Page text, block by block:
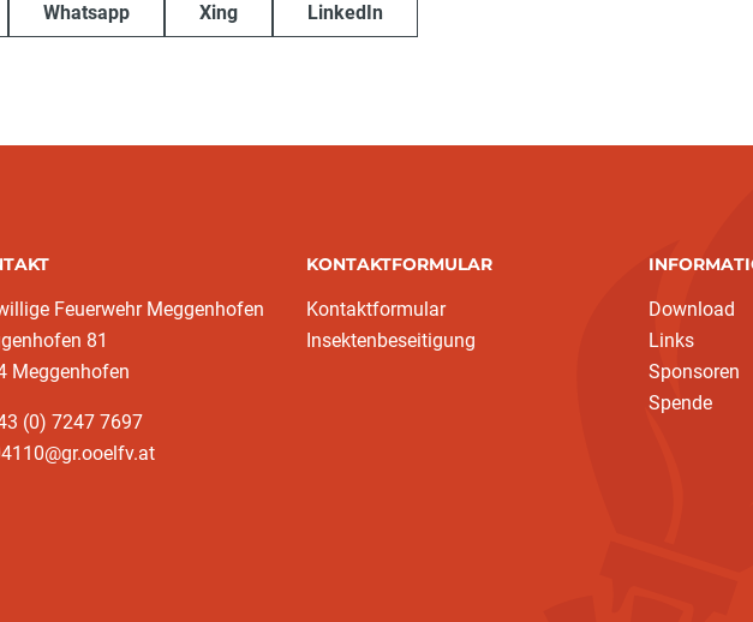
Whatsapp Xing LinkedIn
Feuerwehr Meggenhofen
81
Meggenhofen
(0) 7247 7697
KONTAKTFORMULAR
Kontaktformular
Insektenbeseitigung
Download
Links
Sponsoren
Spende